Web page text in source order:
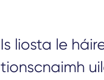
Is liosta le
tionscnaimh